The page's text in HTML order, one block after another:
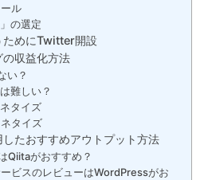
ル
の選定
ためにTwitter開設
収益化方法
い？
難しい？
タイズ
タイズ
たおすすめアウトプット方法
Qiitaがおすすめ？
ビスのレビューはWordPressがお